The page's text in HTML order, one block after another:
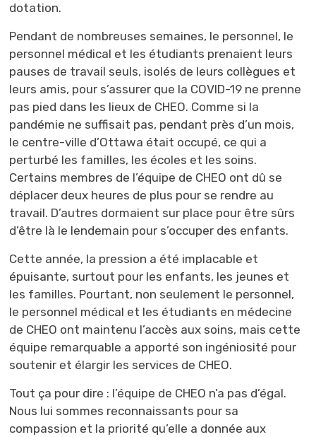
dotation.
Pendant de nombreuses semaines, le personnel, le
personnel médical et les étudiants prenaient leurs
pauses de travail seuls, isolés de leurs collègues et
leurs amis, pour s’assurer que la COVID-19 ne prenne
pas pied dans les lieux de CHEO. Comme si la
pandémie ne suffisait pas, pendant près d’un mois,
le centre-ville d’Ottawa était occupé, ce qui a
perturbé les familles, les écoles et les soins.
Certains membres de l’équipe de CHEO ont dû se
déplacer deux heures de plus pour se rendre au
travail. D’autres dormaient sur place pour être sûrs
d’être là le lendemain pour s’occuper des enfants.
Cette année, la pression a été implacable et
épuisante, surtout pour les enfants, les jeunes et
les familles. Pourtant, non seulement le personnel,
le personnel médical et les étudiants en médecine
de CHEO ont maintenu l’accès aux soins, mais cette
équipe remarquable a apporté son ingéniosité pour
soutenir et élargir les services de CHEO.
Tout ça pour dire : l’équipe de CHEO n’a pas d’égal.
Nous lui sommes reconnaissants pour sa
compassion et la priorité qu’elle a donnée aux